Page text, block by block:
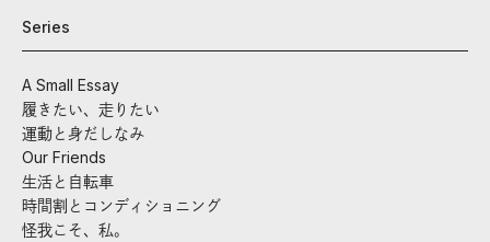
Series
A Small Essay
履きたい、走りたい
運動と身だしなみ
Our Friends
生活と自転車
時間割とコンディショニング
怪我こそ、私。